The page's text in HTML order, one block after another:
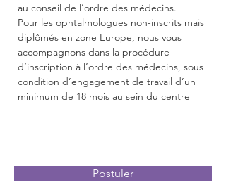
au conseil de l’ordre des médecins.
Pour les ophtalmologues non-inscrits mais
diplômés en zone Europe, nous vous
accompagnons dans la procédure
d’inscription à l’ordre des médecins, sous
condition d’engagement de travail d’un
minimum de 18 mois au sein du centre
Postuler